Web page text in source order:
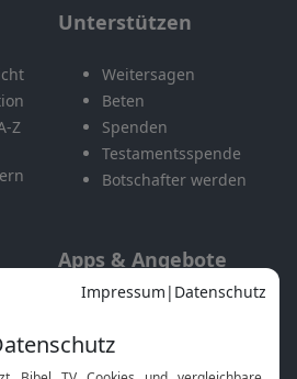
Z
Unterstützen
Weitersagen
Beten
Spenden
Testamentsspende
Botschafter werden
Apps & Angebote
Mobile App